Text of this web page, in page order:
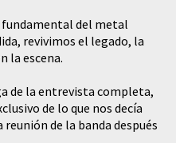
fundamental del metal
revivimos el legado, la
la escena.
de la entrevista completa,
de lo que nos decía
de la banda después